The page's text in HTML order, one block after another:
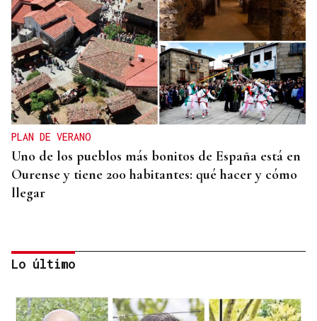
PLAN DE VERANO
Uno de los pueblos más bonitos de España está en
Ourense y tiene 200 habitantes: qué hacer y cómo
llegar
Lo último